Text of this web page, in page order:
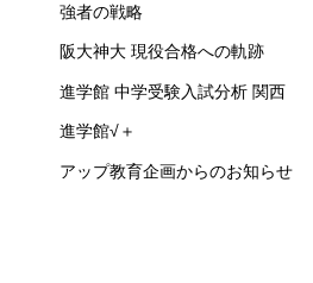
強者の戦略
阪大神大 現役合格への軌跡
進学館 中学受験入試分析 関西
進学館√＋
アップ教育企画からのお知らせ